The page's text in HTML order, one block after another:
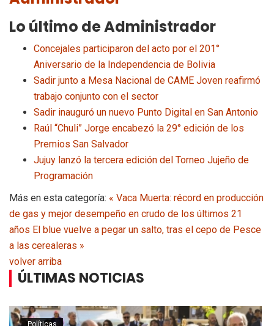
Lo último de Administrador
Concejales participaron del acto por el 201°
Aniversario de la Independencia de Bolivia
Sadir junto a Mesa Nacional de CAME Joven reafirmó
trabajo conjunto con el sector
Sadir inauguró un nuevo Punto Digital en San Antonio
Raúl “Chuli” Jorge encabezó la 29° edición de los
Premios San Salvador
Jujuy lanzó la tercera edición del Torneo Jujeño de
Programación
Más en esta categoría: « Vaca Muerta: récord en producción
de gas y mejor desempeño en crudo de los últimos 21
años El blue vuelve a pegar un salto, tras el cepo de Pesce
a las cerealeras »
volver arriba
ÚLTIMAS NOTICIAS